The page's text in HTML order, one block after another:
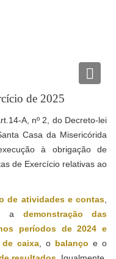
de 2025
A, nº 2, do Decreto-lei
Casa da Misericórida
à obrigação de
de Exercício relativas ao
de atividades e contas
a demonstração das
períodos de 2024 e
caixa, o balanço e o